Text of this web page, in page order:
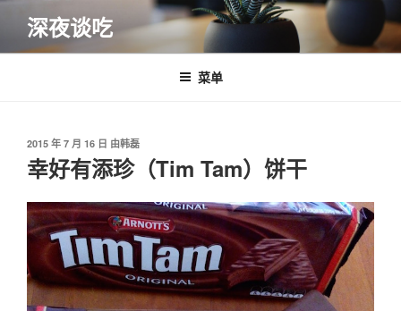
内
深夜谈吃
菜单
发
布
于
2015 年 7 月 16 日 由韩磊
幸好有添珍（Tim Tam）饼干